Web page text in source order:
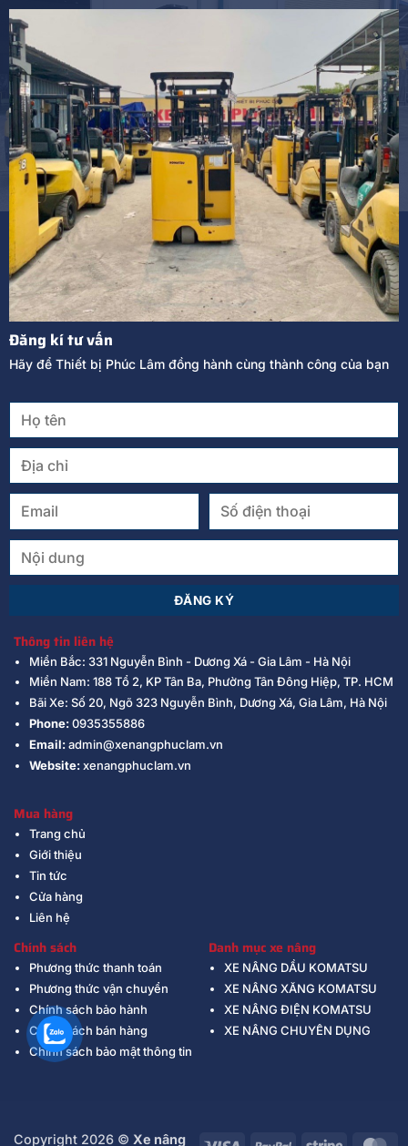
Đăng kí tư vấn
Hãy để Thiết bị Phúc Lâm đồng hành cùng thành công của bạn
Thông tin liên hệ
Miền Bắc: 331 Nguyễn Bình - Dương Xá - Gia Lâm - Hà Nội
Miền Nam: 188 Tổ 2, KP Tân Ba, Phường Tân Đông Hiệp, TP. HCM
Bãi Xe: Số 20, Ngõ 323 Nguyễn Bình, Dương Xá, Gia Lâm, Hà Nội
Phone:0935355886
Email:admin@xenangphuclam.vn
Website:xenangphuclam.vn
Mua hàng
Trang chủ
Giới thiệu
Tin tức
Cửa hàng
Liên hệ
Chính sách
Phương thức thanh toán
Phương thức vận chuyển
Chính sách bảo hành
Chính sách bán hàng
Chính sách bảo mật thông tin
Danh mục xe nâng
XE NÂNG DẦU KOMATSU
XE NÂNG XĂNG KOMATSU
XE NÂNG ĐIỆN KOMATSU
XE NÂNG CHUYÊN DỤNG
Copyright 2026 © Xe nâng